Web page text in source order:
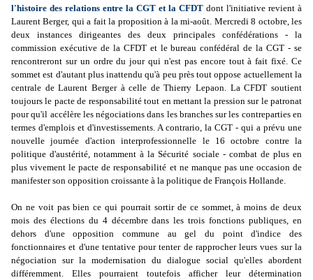
l'histoire des relations entre la CGT et la CFDT dont l'initiative revient à
Laurent Berger, qui a fait la proposition à la mi-août. Mercredi 8 octobre, les
deux instances dirigeantes des deux principales confédérations - la
commission exécutive de la CFDT et le bureau confédéral de la CGT - se
rencontreront sur un ordre du jour qui n'est pas encore tout à fait fixé. Ce
sommet est d'autant plus inattendu qu'à peu près tout oppose actuellement la
centrale de Laurent Berger à celle de Thierry Lepaon. La CFDT soutient
toujours le pacte de responsabilité tout en mettant la pression sur le patronat
pour qu'il accélère les négociations dans les branches sur les contreparties en
termes d'emplois et d'investissements. A contrario, la CGT - qui a prévu une
nouvelle journée d'action interprofessionnelle le 16 octobre contre la
politique d'austérité, notamment à la Sécurité sociale - combat de plus en
plus vivement le pacte de responsabilité et ne manque pas une occasion de
manifester son opposition croissante à la politique de François Hollande.
On ne voit pas bien ce qui pourrait sortir de ce sommet, à moins de deux
mois des élections du 4 décembre dans les trois fonctions publiques, en
dehors d'une opposition commune au gel du point d'indice des
fonctionnaires et d'une tentative pour tenter de rapprocher leurs vues sur la
négociation sur la modernisation du dialogue social qu'elles abordent
différemment. Elles pourraient toutefois afficher leur détermination